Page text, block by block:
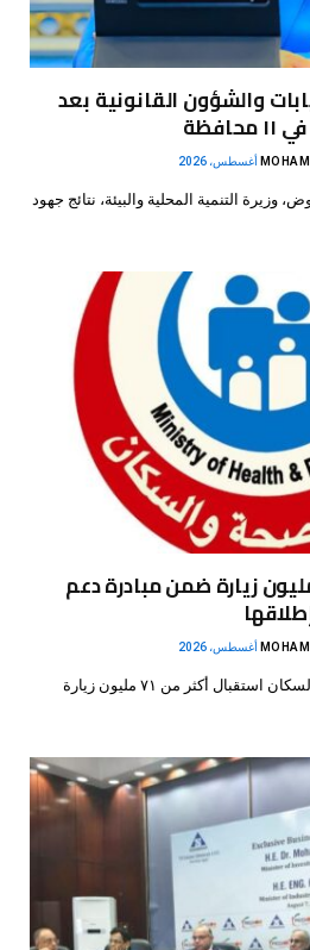
للنيابات والشؤون القانونية بعد
وزيرة التنمية المحلية والبيئة، نتائج جهود
الصحة: ٧١ مليون زيارة ضمن مبادرة دعم
أعلنت وزارة الصحة والسكان استقبال أكثر من ٧١ مليون زيارة